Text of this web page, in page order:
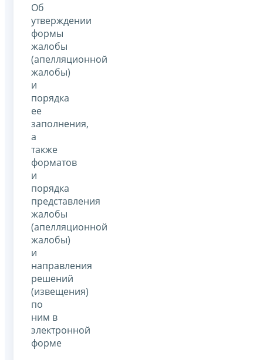
Об
утверждении
формы
жалобы
(апелляционной
жалобы)
и
порядка
ее
заполнения,
а
также
форматов
и
порядка
представления
жалобы
(апелляционной
жалобы)
и
направления
решений
(извещения)
по
ним в
электронной
форме